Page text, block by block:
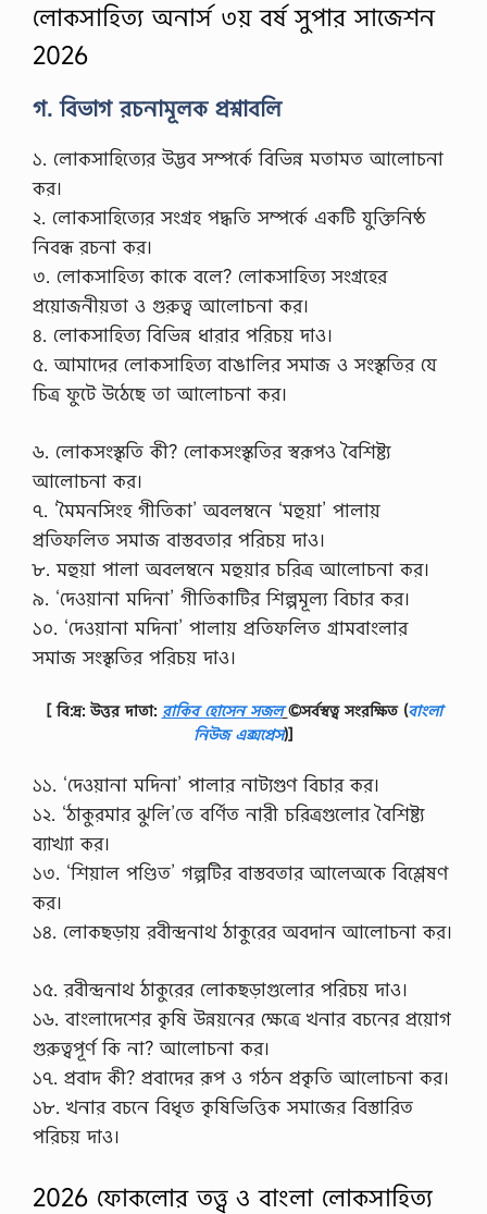
লোকসাহিত্য অনার্স ৩য় বর্ষ সুপার সাজেশন
2026
গ. বিভাগ রচনামূলক প্রশ্নাবলি
১. লোকসাহিত্যের উদ্ভব সম্পর্কে বিভিন্ন মতামত আলোচনা
কর।
২. লোকসাহিত্যের সংগ্রহ পদ্ধতি সম্পর্কে একটি যুক্তিনিষ্ঠ
নিবন্ধ রচনা কর।
৩. লোকসাহিত্য কাকে বলে? লোকসাহিত্য সংগ্রহের
প্রয়োজনীয়তা ও গুরুত্ব আলোচনা কর।
৪. লোকসাহিত্য বিভিন্ন ধারার পরিচয় দাও।
৫. আমাদের লোকসাহিত্য বাঙালির সমাজ ও সংস্কৃতির যে
চিত্র ফুটে উঠেছে তা আলোচনা কর।
৬. লোকসংস্কৃতি কী? লোকসংস্কৃতির স্বরূপও বৈশিষ্ট্য
আলোচনা কর।
৭. ‘মৈমনসিংহ গীতিকা’ অবলম্বনে ‘মহুয়া’ পালায়
প্রতিফলিত সমাজ বাস্তবতার পরিচয় দাও।
৮. মহুয়া পালা অবলম্বনে মহুয়ার চরিত্র আলোচনা কর।
৯. ‘দেওয়ানা মদিনা’ গীতিকাটির শিল্পমূল্য বিচার কর।
১০. ‘দেওয়ানা মদিনা’ পালায় প্রতিফলিত গ্রামবাংলার
সমাজ সংস্কৃতির পরিচয় দাও।
[ বি:দ্র: উত্তর দাতা: রাকিব হোসেন সজল ©সর্বস্বত্ব সংরক্ষিত (বাংলা
নিউজ এক্সপ্রেস)]
১১. ‘দেওয়ানা মদিনা’ পালার নাট্যগুণ বিচার কর।
১২. ‘ঠাকুরমার ঝুলি’তে বর্ণিত নারী চরিত্রগুলোর বৈশিষ্ট্য
ব্যাখ্যা কর।
১৩. ‘শিয়াল পণ্ডিত’ গল্পটির বাস্তবতার আলেঅকে বিশ্লেষণ
কর।
১৪. লোকছড়ায় রবীন্দ্রনাথ ঠাকুরের অবদান আলোচনা কর।
১৫. রবীন্দ্রনাথ ঠাকুরের লোকছড়াগুলোর পরিচয় দাও।
১৬. বাংলাদেশের কৃষি উন্নয়নের ক্ষেত্রে খনার বচনের প্রয়োগ
গুরুত্বপূর্ণ কি না? আলোচনা কর।
১৭. প্রবাদ কী? প্রবাদের রূপ ও গঠন প্রকৃতি আলোচনা কর।
১৮. খনার বচনে বিধৃত কৃষিভিত্তিক সমাজের বিস্তারিত
পরিচয় দাও।
2026 ফোকলোর তত্ত্ব ও বাংলা লোকসাহিত্য